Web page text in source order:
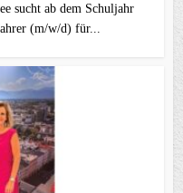
sucht ab dem Schuljahr
(m/w/d) für...